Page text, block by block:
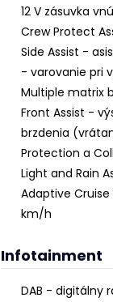
12 V zásuvka
Crew Protect
Side Assist -
- varovanie pri
Multiple matrix
Front Assist -
brzdenia
Protection a
Light and Rain
Adaptive
km/h
Infotainment
DAB - digitálny